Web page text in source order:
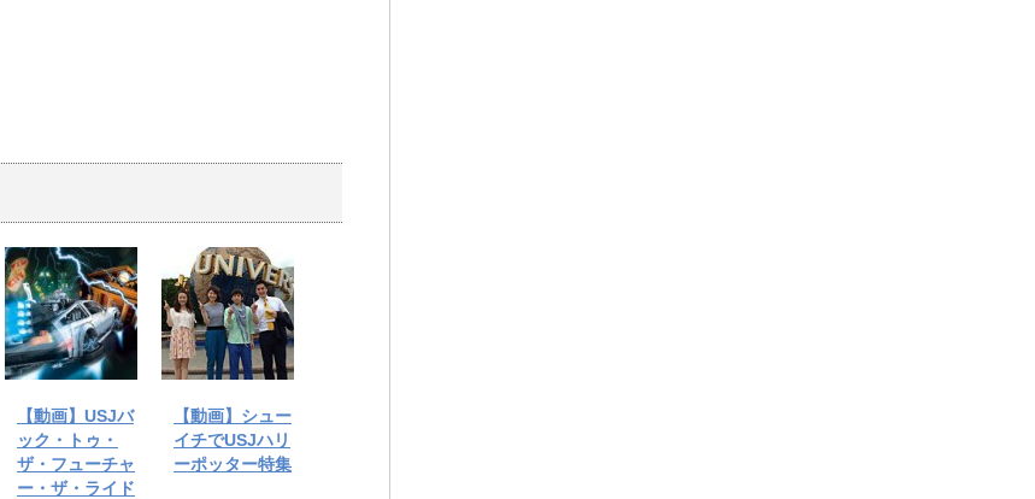
【動画】USJバ
ック・トゥ・
ザ・フューチャ
ー・ザ・ライド
【動画】シュー
イチでUSJハリ
ーポッター特集